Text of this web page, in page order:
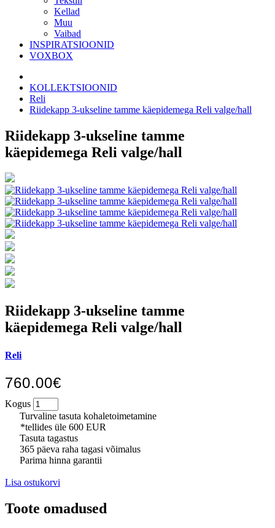
Kellad
Muu
Vaibad
INSPIRATSIOONID
VOXBOX
KOLLEKTSIOONID
Reli
Riidekapp 3-ukseline tamme käepidemega Reli valge/hall
Riidekapp 3-ukseline tamme
käepidemega Reli valge/hall
Riidekapp 3-ukseline tamme
käepidemega Reli valge/hall
Reli
760.00€
Kogus
Turvaline tasuta kohaletoimetamine
*tellides üle 600 EUR
Tasuta tagastus
365 päeva raha tagasi võimalus
Parima hinna garantii
Lisa ostukorvi
Toote omadused